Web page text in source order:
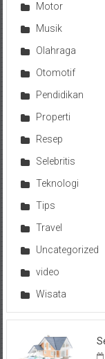
Motor
Musik
Olahraga
Otomotif
Pendidikan
Properti
Resep
Selebritis
Teknologi
Tips
Travel
Uncategorized
video
Wisata